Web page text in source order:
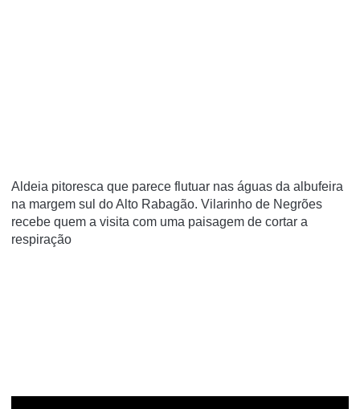
Aldeia pitoresca que parece flutuar nas águas da albufeira
na margem sul do Alto Rabagão. Vilarinho de Negrões
recebe quem a visita com uma paisagem de cortar a
respiração